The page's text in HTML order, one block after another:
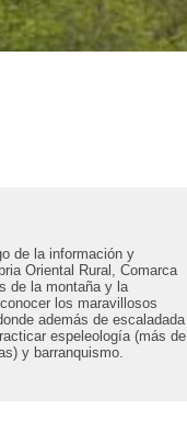
de la información y
Oriental Rural, Comarca
de la montaña y la
los maravillosos
además de escaladada
espeleología (más de
y barranquismo.